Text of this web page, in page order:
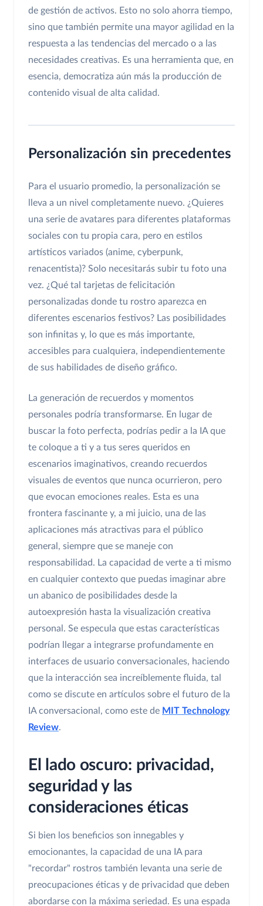
de gestión de activos. Esto no solo ahorra tiempo,
sino que también permite una mayor agilidad en la
respuesta a las tendencias del mercado o a las
necesidades creativas. Es una herramienta que, en
esencia, democratiza aún más la producción de
contenido visual de alta calidad.
Personalización sin precedentes
Para el usuario promedio, la personalización se
lleva a un nivel completamente nuevo. ¿Quieres
una serie de avatares para diferentes plataformas
sociales con tu propia cara, pero en estilos
artísticos variados (anime, cyberpunk,
renacentista)? Solo necesitarás subir tu foto una
vez. ¿Qué tal tarjetas de felicitación
personalizadas donde tu rostro aparezca en
diferentes escenarios festivos? Las posibilidades
son infinitas y, lo que es más importante,
accesibles para cualquiera, independientemente
de sus habilidades de diseño gráfico.
La generación de recuerdos y momentos
personales podría transformarse. En lugar de
buscar la foto perfecta, podrías pedir a la IA que
te coloque a ti y a tus seres queridos en
escenarios imaginativos, creando recuerdos
visuales de eventos que nunca ocurrieron, pero
que evocan emociones reales. Esta es una
frontera fascinante y, a mi juicio, una de las
aplicaciones más atractivas para el público
general, siempre que se maneje con
responsabilidad. La capacidad de verte a ti mismo
en cualquier contexto que puedas imaginar abre
un abanico de posibilidades desde la
autoexpresión hasta la visualización creativa
personal. Se especula que estas características
podrían llegar a integrarse profundamente en
interfaces de usuario conversacionales, haciendo
que la interacción sea increíblemente fluida, tal
como se discute en artículos sobre el futuro de la
IA conversacional, como este de MIT Technology
Review.
El lado oscuro: privacidad,
seguridad y las
consideraciones éticas
Si bien los beneficios son innegables y
emocionantes, la capacidad de una IA para
"recordar" rostros también levanta una serie de
preocupaciones éticas y de privacidad que deben
abordarse con la máxima seriedad. Es una espada